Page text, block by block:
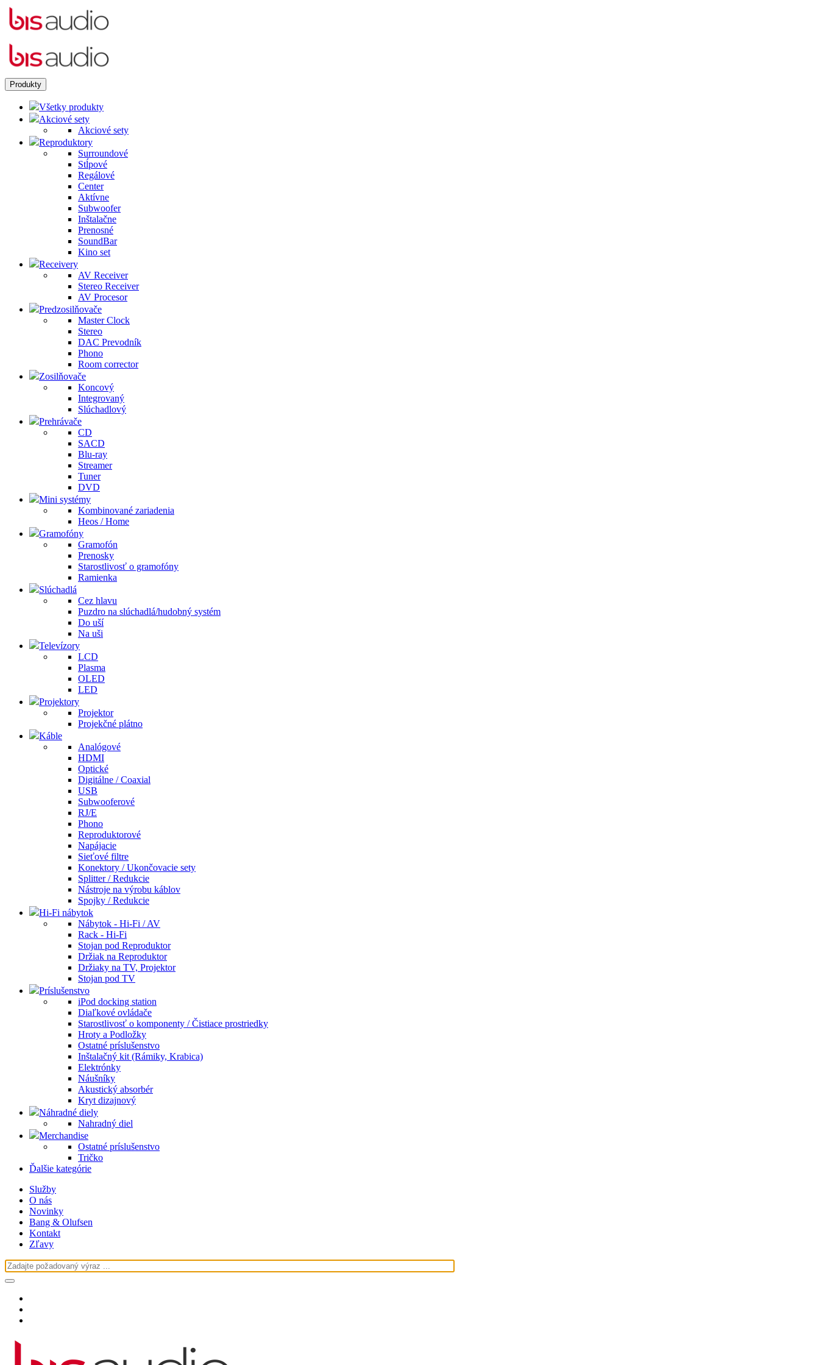
Produkty
Všetky produkty
Akciové sety
Akciové sety
Reproduktory
Surroundové
Stĺpové
Regálové
Center
Aktívne
Subwoofer
Inštalačne
Prenosné
SoundBar
Kino set
Receivery
AV Receiver
Stereo Receiver
AV Procesor
Predzosilňovače
Master Clock
Stereo
DAC Prevodník
Phono
Room corrector
Zosilňovače
Koncový
Integrovaný
Slúchadlový
Prehrávače
CD
SACD
Blu-ray
Streamer
Tuner
DVD
Mini systémy
Kombinované zariadenia
Heos / Home
Gramofóny
Gramofón
Prenosky
Starostlivosť o gramofóny
Ramienka
Slúchadlá
Cez hlavu
Puzdro na slúchadlá/hudobný systém
Do uší
Na uši
Televízory
LCD
Plasma
OLED
LED
Projektory
Projektor
Projekčné plátno
Káble
Analógové
HDMI
Optické
Digitálne / Coaxial
USB
Subwooferové
RJ/E
Phono
Reproduktorové
Napájacie
Sieťové filtre
Konektory / Ukončovacie sety
Splitter / Redukcie
Nástroje na výrobu káblov
Spojky / Redukcie
Hi-Fi nábytok
Nábytok - Hi-Fi / AV
Rack - Hi-Fi
Stojan pod Reproduktor
Držiak na Reproduktor
Držiaky na TV, Projektor
Stojan pod TV
Príslušenstvo
iPod docking station
Diaľkové ovládače
Starostlivosť o komponenty / Čistiace prostriedky
Hroty a Podložky
Ostatné príslušenstvo
Inštalačný kit (Rámiky, Krabica)
Elektrónky
Náušníky
Akustický absorbér
Kryt dizajnový
Náhradné diely
Nahradný diel
Merchandise
Ostatné príslušenstvo
Tričko
Ďalšie kategórie
Služby
O nás
Novinky
Bang & Olufsen
Kontakt
Zľavy